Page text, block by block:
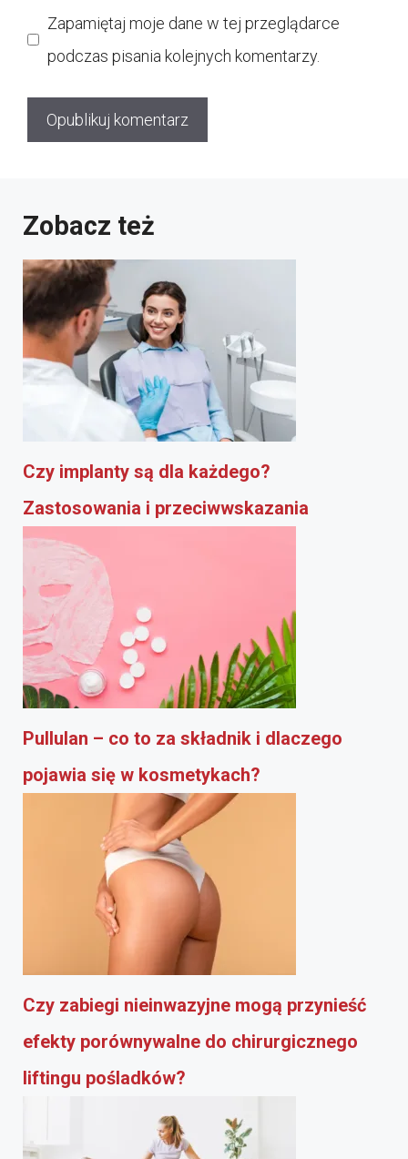
Zapamiętaj moje dane w tej przeglądarce
podczas pisania kolejnych komentarzy.
Zobacz też
Czy implanty są dla każdego?
Zastosowania i przeciwwskazania
Pullulan – co to za składnik i dlaczego
pojawia się w kosmetykach?
Czy zabiegi nieinwazyjne mogą przynieść
efekty porównywalne do chirurgicznego
liftingu pośladków?